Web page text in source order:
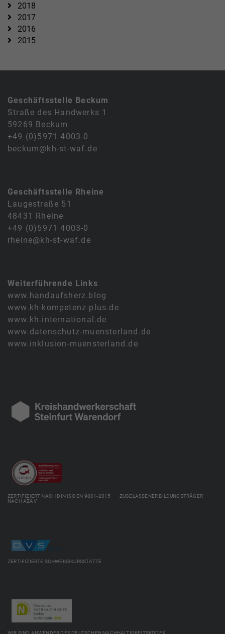
2018
2017
2016
2015
Geschäftsstelle Beckum
Straße des Handwerks 1
59269 Beckum
+49 (0)5971 4003-0
beckum@kh-st-waf.de
Geschäftsstelle Rheine
Laugestraße 51
48431 Rheine
+49 (0)5971 4003-0
rheine@kh-st-waf.de
Weiterführende Links
www.handaufsherz.blog
www.kh-kompetenz-plus.de
www.kh-international.de
www.datenschutz-muensterland.de
www.inklusion-muensterland.de
ZERTIFIZIERT NACH DIN ISO EN 9001-2015 ZUGELASSENER BILDUNGSTRÄGER
NACH AZAV
ZERTIFIZIERTE SCHWEISSKURSSTÄTTE